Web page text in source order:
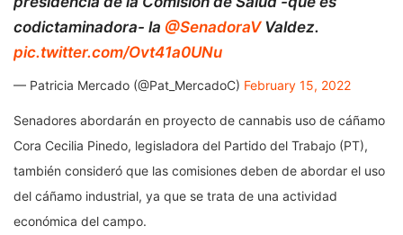
codictaminadora- la @SenadoraVValdez.
pic.twitter.com/Ovt41a0UNu
— Patricia Mercado (@Pat_MercadoC) February 15, 2022
Senadores abordarán en proyecto de cannabis uso de cáñamo
Cora Cecilia Pinedo, legisladora del Partido del Trabajo (PT),
también consideró que las comisiones deben de abordar el uso
del cáñamo industrial, ya que se trata de una actividad
económica del campo.